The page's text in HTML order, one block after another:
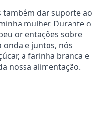
também dar suporte ao
mulher. Durante o
orientações sobre
onda e juntos, nós
a farinha branca e
nossa alimentação.